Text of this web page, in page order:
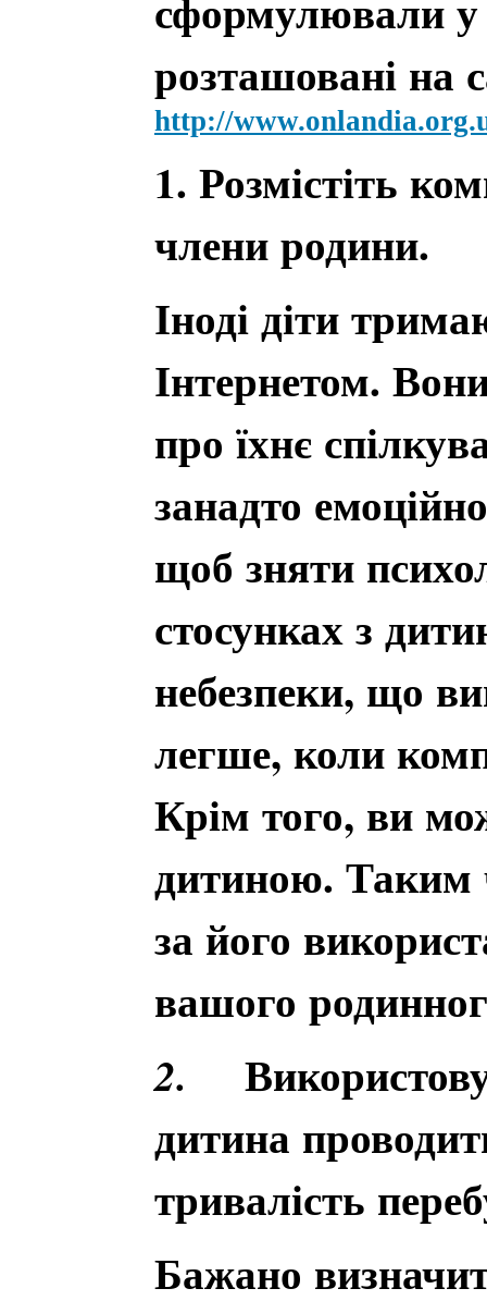
розташовані на
http://
1. Розмістіть
члени родини.
Іноді діти
Інтернетом.
про їхнє
занадто
щоб зняти
стосунках з
небезпеки, що
легше, коли
Крім того, ви
дитиною. Таким
за його
вашого
2.
дитина
тривалість
Бажано